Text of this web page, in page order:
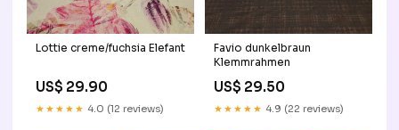
Lottie creme/fuchsia Elefant
US$ 29.90
★★★★★ 4.0 (12 reviews)
Favio dunkelbraun
Klemmrahmen
US$ 29.50
★★★★★ 4.9 (22 reviews)